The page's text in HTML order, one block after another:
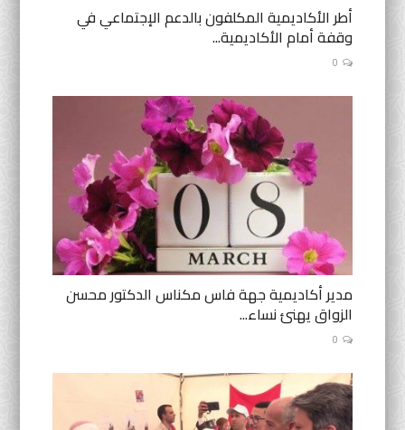
أطر الأكاديمية المكلفون بالدعم الإجتماعي في
وقفة أمام الأكاديمية...
0
مدير أكاديمية جهة فاس مكناس الدكتور محسن
الزواق يهنئ نساء...
0